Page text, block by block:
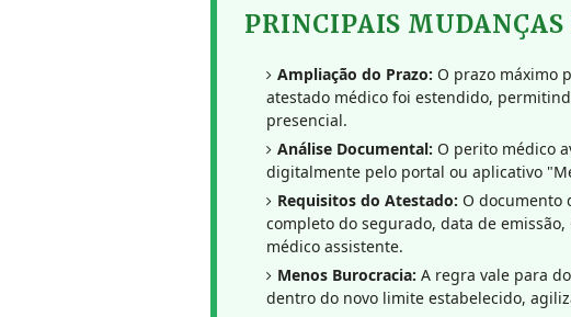
PRINCIPAIS
Ampliação do Prazo: O prazo máximo
atestado médico foi estendido,
presencial.
Análise Documental: O perito médico
digitalmente pelo portal ou aplicativo
Requisitos do Atestado: O documento
completo do segurado, data de
médico assistente.
Menos Burocracia: A regra vale para
dentro do novo limite estabelecido,